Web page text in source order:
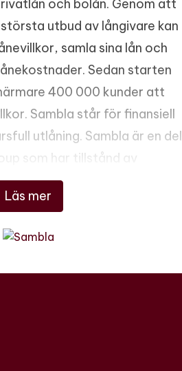
Läs mer
och bolån. Genom att
utbud av långivare kan
samla sina lån och
Sedan starten
400 000 kunder att
Sambla står för finansiell
utlåning. Sambla är en del
som har tillstånd av
att bedriva
och